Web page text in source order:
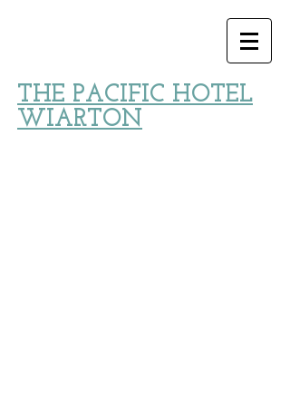
THE PACIFIC HOTEL
WIARTON